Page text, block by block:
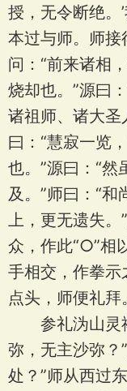
授，无令断绝。
本过与师。师接
问：“前来诸相
烧却也。”源曰
诸祖师、诸大圣
曰：“慧寂一览
也。”源曰：“然
及。”师曰：“
上，更无遗失。
众，作此“○”相
手相交，作拳
点头，师便礼拜。
参礼沩山灵
弥，无主沙弥？
处？”师从西过